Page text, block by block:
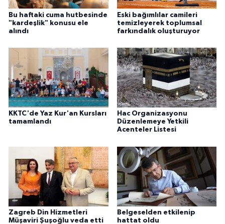
Bu haftaki cuma hutbesinde
"kardeşlik" konusu ele
alındı
Eski bağımlılar camileri
temizleyerek toplumsal
farkındalık oluşturuyor
KKTC'de Yaz Kur'an Kursları
tamamlandı
Hac Organizasyonu
Düzenlemeye Yetkili
Acenteler Listesi
Zagreb Din Hizmetleri
Müşaviri Şuşoğlu veda etti
Belgeselden etkilenip
hattat oldu
Nevşehir Müftülüğü
Ordu Müftülüğü
Osmaniye Müftülüğü
Rize Müftülüğü
Sakarya Müftülüğü
Samsun Müftülüğü
Siirt Müftülüğü